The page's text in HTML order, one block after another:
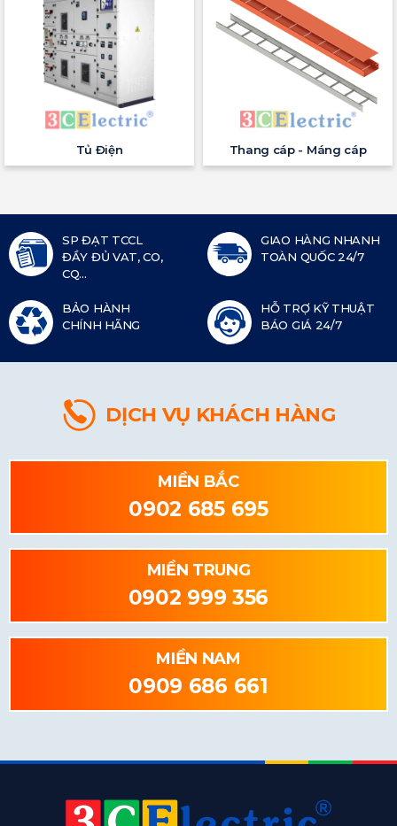
Tủ Điện Thang cáp - Máng cáp
SP ĐẠT TCCL
ĐẦY ĐỦ VAT, CO,
CQ...
GIAO HÀNG NHANH
TOÀN QUỐC 24/7
BẢO HÀNH
CHÍNH HÃNG
HỖ TRỢ KỸ THUẬT
BÁO GIÁ 24/7
DỊCH VỤ KHÁCH HÀNG
MIỀN BẮC
0902 685 695
MIỀN TRUNG
0902 999 356
MIỀN NAM
0909 686 661